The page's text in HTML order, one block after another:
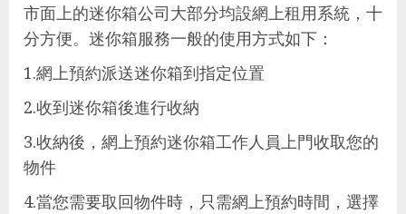
市面上的迷你箱公司大部分均設網上租用系統，十
分方便。迷你箱服務一般的使用方式如下：
1.網上預約派送迷你箱到指定位置
2.收到迷你箱後進行收納
3.收納後，網上預約迷你箱工作人員上門收取您的
物件
4.當您需要取回物件時，只需網上預約時間，選擇